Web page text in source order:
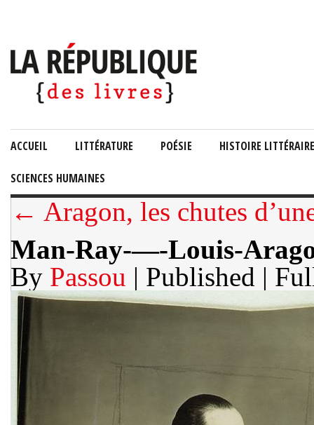
ACCUEIL LITTÉRATURE POÉSIE HISTOIRE LITTÉRAIRE
SCIENCES HUMAINES
← Aragon, les chutes
Man-Ray-—-Louis-
By Passou | Published |